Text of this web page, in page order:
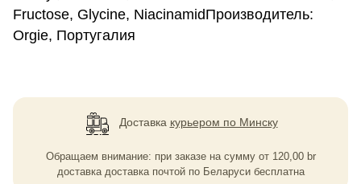
Fructose, Glycine, NiacinamidПроизводитель:
Orgie, Португалия
Доставка курьером по Минску
Обращаем внимание: при заказе на сумму от 120,00 br
доставка доставка почтой по Беларуси бесплатна